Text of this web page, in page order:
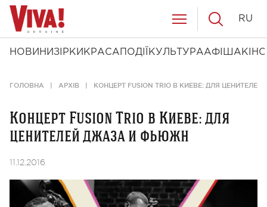
НОВИНИ ЗІРКИ КРАСА ПОДІЇ КУЛЬТУРААФІША КІНО
RU
ГОЛОВНА АРХІВ КОНЦЕРТ FUSION TRIO В КИЕВЕ: ДЛЯ
Концерт Fusion Trio в Киеве: для
ценителей джаза и фьюжн
11.12.2016